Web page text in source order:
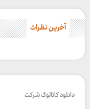
آخرین نظرات
دانلود کاتالوگ شرکت